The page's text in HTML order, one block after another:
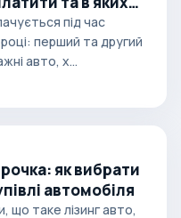
під час
перший та другий
авто, х...
як вибрати
автомобіля
таке лізинг авто,